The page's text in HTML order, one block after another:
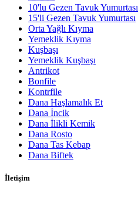
10'lu Gezen Tavuk Yumurtası
15'li Gezen Tavuk Yumurtası
Orta Yağlı Kıyma
Yemeklik Kıyma
Kuşbaşı
Yemeklik Kuşbaşı
Antrikot
Bonfile
Kontrfile
Dana Haşlamalık Et
Dana İncik
Dana İlikli Kemik
Dana Rosto
Dana Tas Kebap
Dana Biftek
İletişim